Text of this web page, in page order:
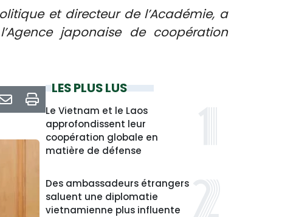
et directeur de l’Académie, a
japonaise de coopération
LES PLUS LUS
Le Vietnam et le Laos
approfondissent leur
coopération globale en
matière de défense
Des ambassadeurs étrangers
saluent une diplomatie
vietnamienne plus influente